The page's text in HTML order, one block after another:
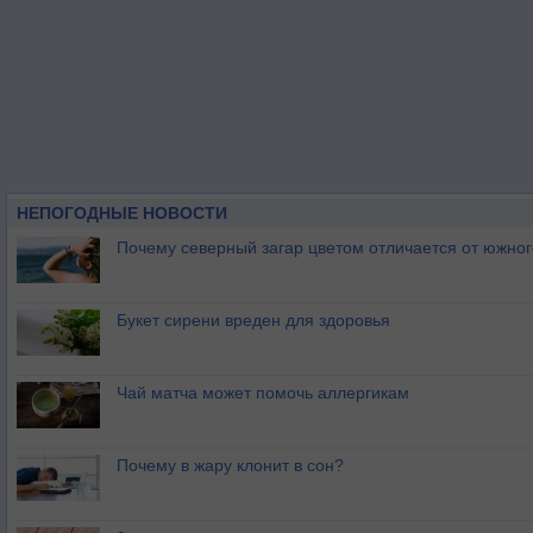
НЕПОГОДНЫЕ НОВОСТИ
Почему северный загар цветом отличается от
Букет сирени вреден для здоровья
Чай матча может помочь аллергикам
Почему в жару клонит в сон?